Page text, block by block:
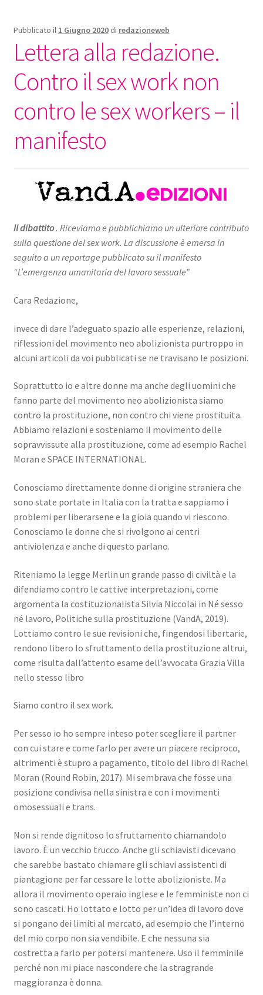
Pubblicato il 1 Giugno 2020 di redazioneweb
Lettera alla redazione.
Contro il sex work non
contro le sex workers – il
manifesto
Il dibattito. Riceviamo e pubblichiamo un ulteriore contributo
sulla questione del sex work. La discussione è emersa in
seguito a un reportage pubblicato su il manifesto
“L’emergenza umanitaria del lavoro sessuale”
Cara Redazione,
invece di dare l’adeguato spazio alle esperienze, relazioni,
riflessioni del movimento neo abolizionista purtroppo in
alcuni articoli da voi pubblicati se ne travisano le posizioni.
Soprattutto io e altre donne ma anche degli uomini che
fanno parte del movimento neo abolizionista siamo
contro la prostituzione, non contro chi viene prostituita.
Abbiamo relazioni e sosteniamo il movimento delle
sopravvissute alla prostituzione, come ad esempio Rachel
Moran e SPACE INTERNATIONAL.
Conosciamo direttamente donne di origine straniera che
sono state portate in Italia con la tratta e sappiamo i
problemi per liberarsene e la gioia quando vi riescono.
Conosciamo le donne che si rivolgono ai centri
antiviolenza e anche di questo parlano.
Riteniamo la legge Merlin un grande passo di civiltà e la
difendiamo contro le cattive interpretazioni, come
argomenta la costituzionalista Silvia Niccolai in Né sesso
né lavoro, Politiche sulla prostituzione (VandA, 2019).
Lottiamo contro le sue revisioni che, fingendosi libertarie,
rendono libero lo sfruttamento della prostituzione altrui,
come risulta dall’attento esame dell’avvocata Grazia Villa
nello stesso libro
Siamo contro il sex work.
Per sesso io ho sempre inteso poter scegliere il partner
con cui stare e come farlo per avere un piacere reciproco,
altrimenti è stupro a pagamento, titolo del libro di Rachel
Moran (Round Robin, 2017). Mi sembrava che fosse una
posizione condivisa nella sinistra e con i movimenti
omosessuali e trans.
Non si rende dignitoso lo sfruttamento chiamandolo
lavoro. È un vecchio trucco. Anche gli schiavisti dicevano
che sarebbe bastato chiamare gli schiavi assistenti di
piantagione per far cessare le lotte abolizioniste. Ma
allora il movimento operaio inglese e le femministe non ci
sono cascati. Ho lottato e lotto per un’idea di lavoro dove
si pongano dei limiti al mercato, ad esempio che l’interno
del mio corpo non sia vendibile. E che nessuna sia
costretta a farlo per potersi mantenere. Uso il femminile
perché non mi piace nascondere che la stragrande
maggioranza è donna.